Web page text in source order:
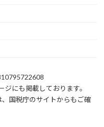
ジにも掲載しております。
国税庁のサイトからもご確